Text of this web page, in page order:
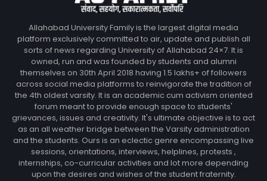
Allahabad University Family is the largest digital media
platform exclusively committed to air, update and publish all
sorts of news regarding University of Allahabad 24×7. It is
owned, run and was founded by students and alumni
themselves on 30th April 2018 having 1.5 lakhs+ of followers
across social media platforms to reinvigorate the tradition of
the 4th oldest varsity. It is an academic cum activism oriented
forum meant to provide enough space to students'
grievances, issues and creativity. It's ultimate objective is to act
as an all weather bridge between the Varsity administration
and the students. Ours is an eclectic genre encompassing live
sessions, orientations, interviews, helplines, protests ,
internships, co-curricular activities and lot more depending
upon the desires and wishes of the student fraternity.